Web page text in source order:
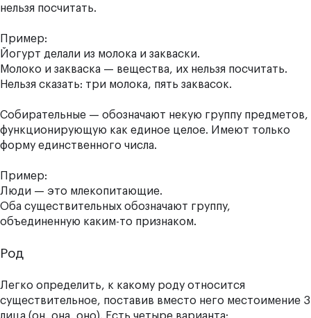
нельзя посчитать.
Пример:
Йогурт делали из молока и закваски.
Молоко и закваска — вещества, их нельзя посчитать.
Нельзя сказать: три молока, пять заквасок.
Собирательные — обозначают некую группу предметов,
функционирующую как единое целое. Имеют только
форму единственного числа.
Пример:
Люди — это млекопитающие.
Оба существительных обозначают группу,
объединенную каким-то признаком.
Род
Легко определить, к какому роду относится
существительное, поставив вместо него местоимение 3